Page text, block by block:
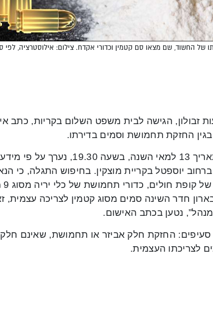
של החשוד, שם מצאו סם קטמין וכדורי אקדח. צילום: אילוסטרציה, לפי ס'
זבולון, הגישה לבית משפט השלום בקריות, כתב
מכתב האישום עולה, כי בתאריך 13 למאי השנה, בשעה
יוספטל בקריית מוצקין. בחיפוש התגלה, כי
בארון חדר השינה סמים מסוג קטמין לצריכה עצמית,
נטען בכתב האישום.
סעיפים: החזקת חלק אביזר או תחמושת, שאינם
לצריכתו העצמית.